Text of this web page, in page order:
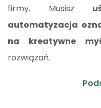
firmy. Musisz
automatyzacja
na kreatywne
rozwiązań.